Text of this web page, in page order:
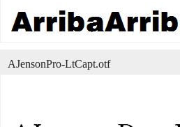
AJensonPro-LtCapt.otf